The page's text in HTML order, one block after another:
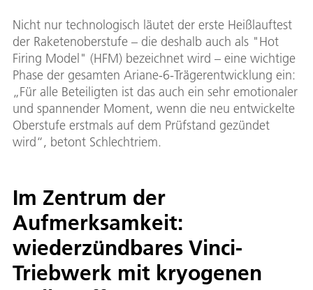
Nicht nur technologisch läutet der erste Heißlauftest
der Raketenoberstufe – die deshalb auch als "Hot
Firing Model" (HFM) bezeichnet wird – eine wichtige
Phase der gesamten Ariane-6-Trägerentwicklung ein:
„Für alle Beteiligten ist das auch ein sehr emotionaler
und spannender Moment, wenn die neu entwickelte
Oberstufe erstmals auf dem Prüfstand gezündet
wird“, betont Schlechtriem.
Im Zentrum der
Aufmerksamkeit:
wiederzündbares Vinci-
Triebwerk mit kryogenen